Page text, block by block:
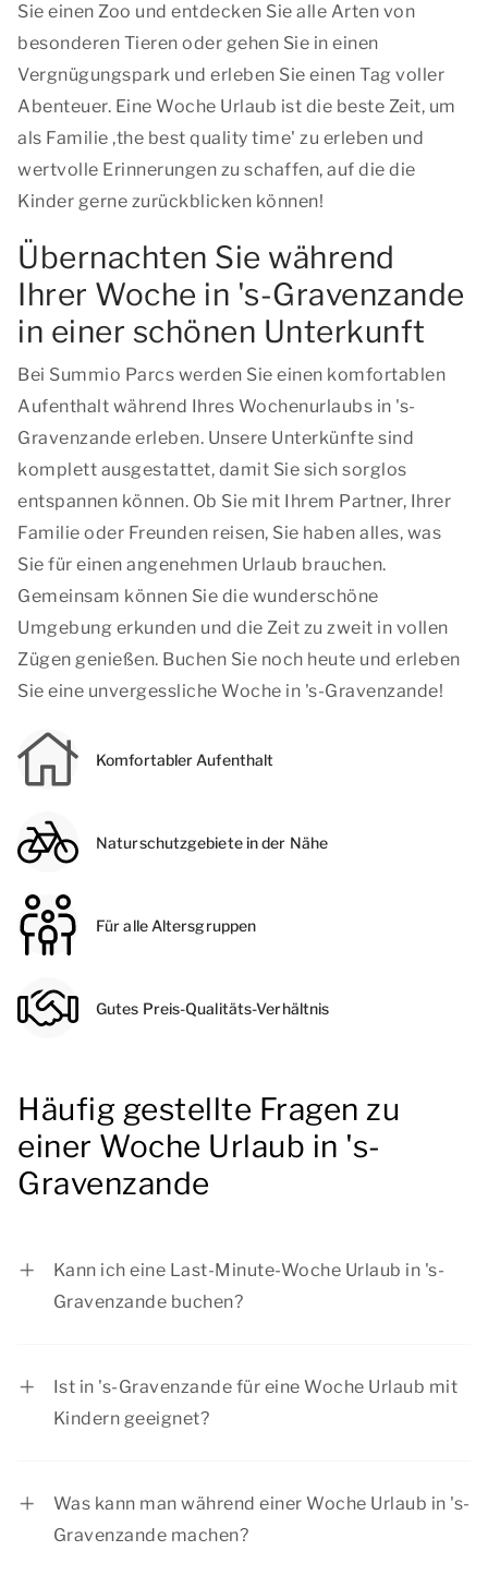
Sie einen Zoo und entdecken Sie alle Arten von
besonderen Tieren oder gehen Sie in einen
Vergnügungspark und erleben Sie einen Tag voller
Abenteuer. Eine Woche Urlaub ist die beste Zeit, um
als Familie ,the best quality time' zu erleben und
wertvolle Erinnerungen zu schaffen, auf die die
Kinder gerne zurückblicken können!
Übernachten Sie während
Ihrer Woche in 's-Gravenzande
in einer schönen Unterkunft
Bei Summio Parcs werden Sie einen komfortablen
Aufenthalt während Ihres Wochenurlaubs in 's-
Gravenzande erleben. Unsere Unterkünfte sind
komplett ausgestattet, damit Sie sich sorglos
entspannen können. Ob Sie mit Ihrem Partner, Ihrer
Familie oder Freunden reisen, Sie haben alles, was
Sie für einen angenehmen Urlaub brauchen.
Gemeinsam können Sie die wunderschöne
Umgebung erkunden und die Zeit zu zweit in vollen
Zügen genießen. Buchen Sie noch heute und erleben
Sie eine unvergessliche Woche in 's-Gravenzande!
Komfortabler Aufenthalt
Naturschutzgebiete in der Nähe
Für alle Altersgruppen
Gutes Preis-Qualitäts-Verhältnis
Häufig gestellte Fragen zu
einer Woche Urlaub in 's-
Gravenzande
Kann ich eine Last-Minute-Woche Urlaub in 's-
Gravenzande buchen?
Ihren Aufenthalt frühzeitig zu buchen.
Ist in 's-Gravenzande für eine Woche Urlaub mit
Kindern geeignet?
Was kann man während einer Woche Urlaub in 's-
Gravenzande machen?